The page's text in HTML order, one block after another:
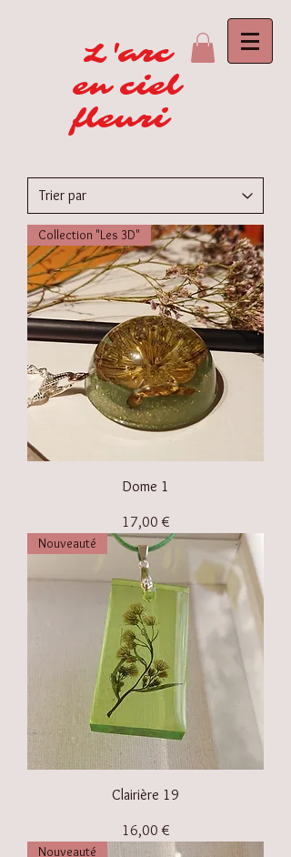
L'arc
en ciel
fleuri
Collection "Les 3D"
Dome 1
Prix
17,00 €
Nouveauté
Clairière 19
Prix
16,00 €
Nouveauté